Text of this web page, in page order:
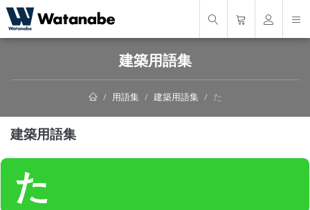
建築用語集
用語集 建築用語集 た
建築用語集
た